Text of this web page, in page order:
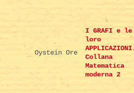
Oystein Ore
I GRAFI e le
loro
Collana
Matematica
moderna 2